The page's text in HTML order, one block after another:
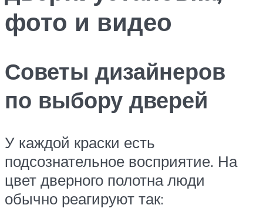
фото и видео
Советы дизайнеров
по выбору дверей
У каждой краски есть
подсознательное восприятие. На
цвет дверного полотна люди
обычно реагируют так: